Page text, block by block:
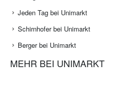
Jeden Tag bei Unimarkt
Schirnhofer bei Unimarkt
Berger bei Unimarkt
MEHR BEI UNIMARKT